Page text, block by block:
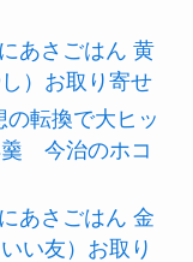
あさごはん 黄
）お取り寄せ
の転換で大ヒッ
今治のホコ
あさごはん 金
い友）お取り